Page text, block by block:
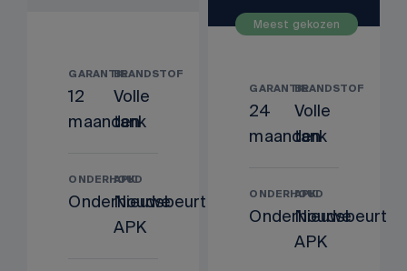
GARANTIE
12
maanden
BRANDSTOF
Volle
tank
ONDERHOUD
Onderhoudsbeurt
APK
Nieuwe
APK
Meest gekozen
GARANTIE
24
maanden
BRANDSTOF
Volle
tank
ONDERHOUD
Onderhoudsbeurt
APK
Nieuwe
APK